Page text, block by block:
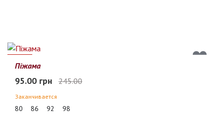
61%
Піжама
95.00 грн 245.00
Заканчивается
80 86 92 98